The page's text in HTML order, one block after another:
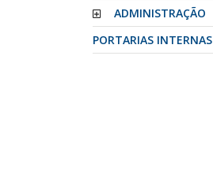
ADMINISTRAÇÃO
PORTARIAS INTERNAS